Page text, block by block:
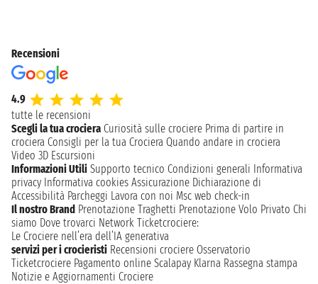
Recensioni
4.9
tutte le recensioni
Scegli la tua crociera Curiosità sulle crociere Prima di partire in
crociera Consigli per la tua Crociera Quando andare in crociera
Video 3D Escursioni
Informazioni Utili Supporto tecnico Condizioni generali Informativa
privacy Informativa cookies Assicurazione Dichiarazione di
Accessibilità Parcheggi Lavora con noi Msc web check-in
Il nostro Brand Prenotazione Traghetti Prenotazione Volo Privato Chi
siamo Dove trovarci Network Ticketcrociere:
Le Crociere nell’era dell’IA generativa
servizi per i crocieristi Recensioni crociere Osservatorio
Ticketcrociere Pagamento online Scalapay Klarna Rassegna stampa
Notizie e Aggiornamenti Crociere